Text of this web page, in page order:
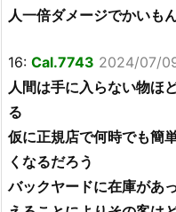
人一倍ダメージでかいも
16: Cal.7743 2024/07/
人間は手に入らない物ほ
る
仮に正規店で何時でも簡
くなるだろう
バックヤードに在庫があ